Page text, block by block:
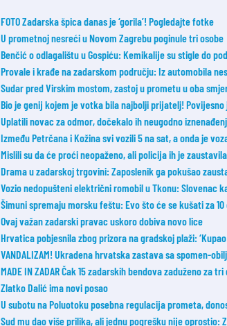
FOTO Zadarska špica danas je ‘gorila’! Pogledajte fotke
U prometnoj nesreći u Novom Zagrebu poginule tri osobe
Benčić o odlagalištu u Gospiću: Kemikalije su stigle do
Provale i krađe na zadarskom području: Iz automobila
Sudar pred Virskim mostom, zastoj u prometu u oba
Bio je genij kojem je votka bila najbolji prijatelj! Povijesno
Uplatili novac za odmor, dočekalo ih neugodno
Između Petrčana i Kožina svi vozili 5 na sat, a onda je
Mislili su da će proći neopaženo, ali policija ih je
Drama u zadarskoj trgovini: Zaposlenik ga pokušao
Vozio nedopušteni električni romobil u Tkonu: Slovenac
Šimuni spremaju morsku feštu: Evo što će se kušati za 10
Ovaj važan zadarski pravac uskoro dobiva novo lice
Hrvatica pobjesnila zbog prizora na gradskoj plaži:
VANDALIZAM! Ukradena hrvatska zastava sa spomen-
MADE IN ZADAR Čak 15 zadarskih bendova zaduženo
Zlatko Dalić ima novi posao
U subotu na Poluotoku posebna regulacija prometa,
Sud mu dao više prilika, ali jednu pogrešku nije oprostio: